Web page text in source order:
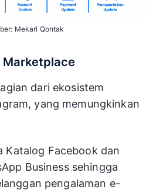
Mekari Qontak
Marketplace
dari ekosistem
yang memungkinkan
Katalog Facebook dan
Business sehingga
pengalaman e-